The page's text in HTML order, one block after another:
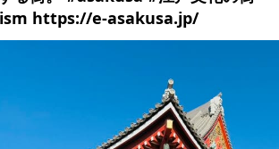
https://e-asakusa.jp/